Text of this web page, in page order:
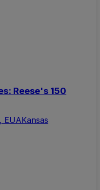
Reese's 150
EUAKansas